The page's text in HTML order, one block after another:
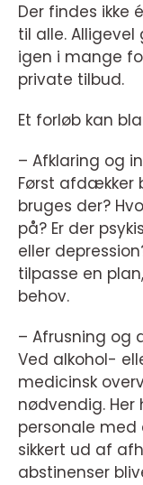
Der findes ikke
til alle.
igen i mange
private tilbud.
Et forløb kan
– Afklaring og
Først afdækker
bruges der?
på? Er der
eller
tilpasse en
behov.
– Afrusning og
Ved alkohol-
medicinsk
nødvendig.
personale med
sikkert ud af
abstinenser